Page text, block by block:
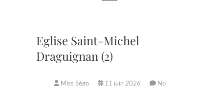
Eglise Saint-Michel
Draguignan (2)
Miss Ségo 11 juin 2026
No